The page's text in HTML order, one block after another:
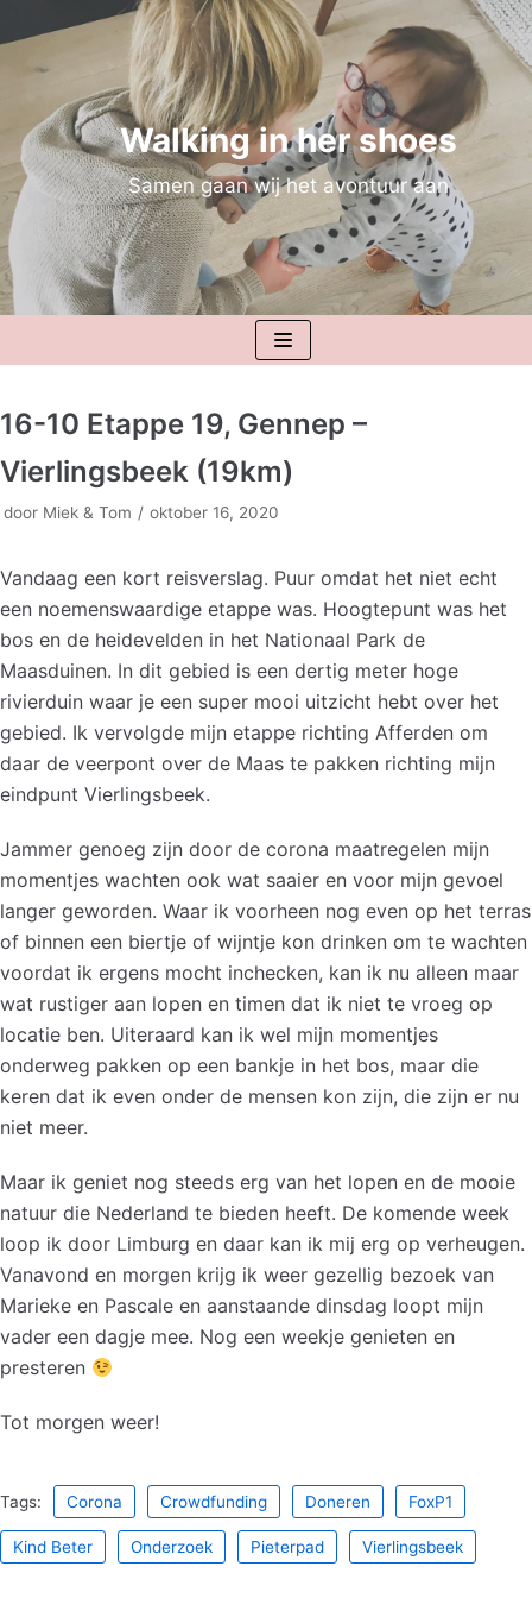
Meteen
inhoud
Walking in her shoes
Samen gaan wij het avontuur aan
16-10 Etappe 19, Gennep –
Vierlingsbeek (19km)
door Miek & Tom oktober 16, 2020
Vandaag een kort reisverslag. Puur omdat het niet echt
een noemenswaardige etappe was. Hoogtepunt was het
bos en de heidevelden in het Nationaal Park de
Maasduinen. In dit gebied is een dertig meter hoge
rivierduin waar je een super mooi uitzicht hebt over het
gebied. Ik vervolgde mijn etappe richting Afferden om
daar de veerpont over de Maas te pakken richting mijn
eindpunt Vierlingsbeek.
Jammer genoeg zijn door de corona maatregelen mijn
momentjes wachten ook wat saaier en voor mijn gevoel
langer geworden. Waar ik voorheen nog even op het terras
of binnen een biertje of wijntje kon drinken om te wachten
voordat ik ergens mocht inchecken, kan ik nu alleen maar
wat rustiger aan lopen en timen dat ik niet te vroeg op
locatie ben. Uiteraard kan ik wel mijn momentjes
onderweg pakken op een bankje in het bos, maar die
keren dat ik even onder de mensen kon zijn, die zijn er nu
niet meer.
Maar ik geniet nog steeds erg van het lopen en de mooie
natuur die Nederland te bieden heeft. De komende week
loop ik door Limburg en daar kan ik mij erg op verheugen.
Vanavond en morgen krijg ik weer gezellig bezoek van
Marieke en Pascale en aanstaande dinsdag loopt mijn
vader een dagje mee. Nog een weekje genieten en
presteren
Tot morgen weer!
Tags: Corona Crowdfunding Doneren FoxP1
Kind Beter Onderzoek Pieterpad Vierlingsbeek